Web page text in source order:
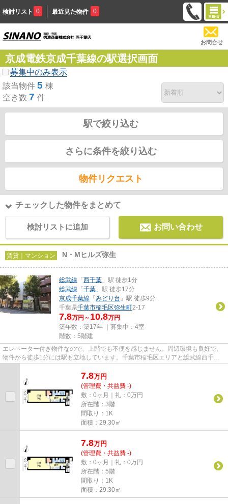
検討リスト 0 最近見た物件 0
お問合せ
京成電鉄京成千葉線の駅選択画面
募集中のみ表示
該当物件 5 棟
空き数 7 件
駅で絞り込む
さらに条件を絞り込む
物件リクエスト
チェックした物件をまとめて
検討リストに追加 お問い合わせ
賃貸｜マンション N・Mヒルズ弥生
総武線 「 西千葉 」駅 徒歩1分
総武線 「 千葉 」駅 徒歩17分
京成千葉線 「 みどり台 」駅 徒歩9分
千葉県千葉市稲毛区弥生町2-17
7.8万円～ 10.8万円
築年数：築17年 ｜募集中： 4室
階数：5階建
エレベーター付き物件なので、上階でも不便を感じません。周辺環境も良好で、
物件から徒歩1分には駅も立地しています。千葉市稲毛区エリアと総武線西千葉
7.8万円
(管理費・共益費 -)
敷：0ヶ月｜礼：0万円
所在階：3階
間取り：1K
面積：29.30㎡
7.8万円
(管理費・共益費 -)
敷：0ヶ月｜礼：0万円
所在階：5階
間取り：1K
面積：29.30㎡